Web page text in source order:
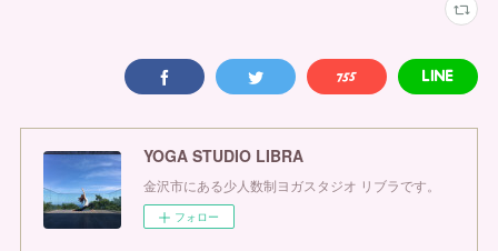
YOGA STUDIO LIBRA
金沢市にある少人数制ヨガスタジオ リブラです。
フォロー